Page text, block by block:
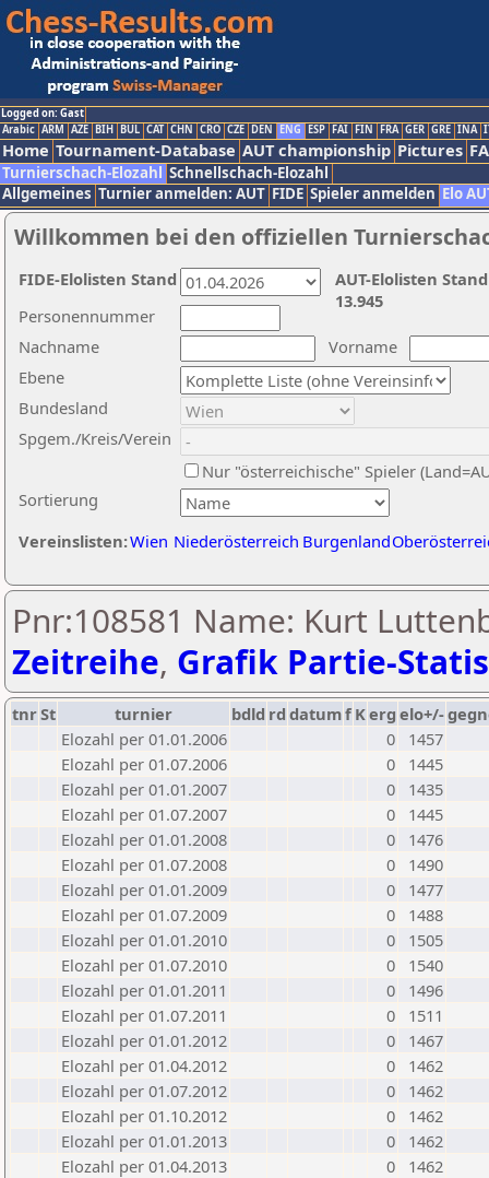
Logged on: Gast
Arabic ARM AZE BIH BUL CAT CHN CRO CZE DEN ENG ESP FAI FIN FRA GER GRE INA
Home Tournament-Database AUT championship Pictures
Turnierschach-Elozahl Schnellschach-Elozahl
Allgemeines Turnier anmelden: AUT FIDE Spieler anmelden Elo
Willkommen bei den offiziellen
Nachname
Vorname
Ebene
Sortierung
Personennummer
Bundesland
Spgem./Kreis/Verein
Nur "österreichische" Spieler
Vereinslisten:Wien Niederösterreich Burgenland
AUT-Elolisten
13.945
FIDE-Elolisten Stand
Pnr:108581 Name: Kurt
Zeitreihe, Grafik Partie-
tnrSt turnier bdld rd datumf Kerg elo+/-
Elozahl per 01.01.2006
0
1457
Elozahl per 01.07.2006
0
1445
Elozahl per 01.01.2007
0
1435
Elozahl per 01.07.2007
0
1445
Elozahl per 01.01.2008
0
1476
Elozahl per 01.07.2008
0
1490
Elozahl per 01.01.2009
0
1477
Elozahl per 01.07.2009
0
1488
Elozahl per 01.01.2010
0
1505
Elozahl per 01.07.2010
0
1540
Elozahl per 01.01.2011
0
1496
Elozahl per 01.07.2011
0
1511
Elozahl per 01.01.2012
0
1467
Elozahl per 01.04.2012
0
1462
Elozahl per 01.07.2012
0
1462
Elozahl per 01.10.2012
0
1462
Elozahl per 01.01.2013
0
1462
Elozahl per 01.04.2013
0
1462